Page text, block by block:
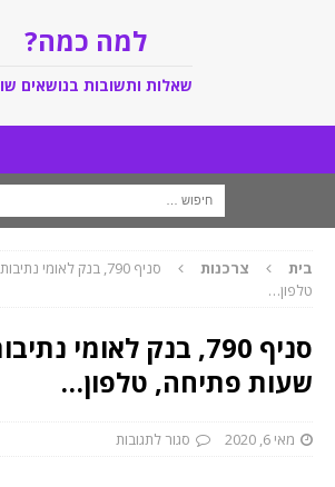
למה כמה?
שאלות ותשובות בנושאים
בית צרכנות
סניף 790, בנק לאומי
טלפון…
סניף 790, בנק לאומי
שעות פתיחה, טלפון…
מאי 6, 2020 סגור לתגובות